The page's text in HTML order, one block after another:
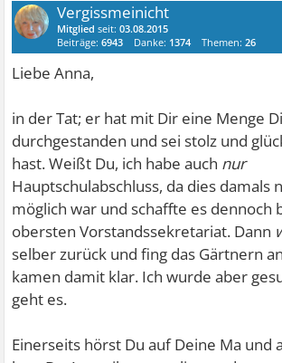
Vergissmeinicht
Mitglied seit:03.08.2015
Beiträge:6943 Danke: 1374 Themen:26
Liebe Anna,
in der Tat; er hat mit Dir eine Menge
durchgestanden und sei stolz und
hast. Weißt Du, ich habe auch nur
Hauptschulabschluss, da dies damals
möglich war und schaffte es dennoch
obersten Vorstandssekretariat. Dann
selber zurück und fing das Gärtnern
kamen damit klar. Ich wurde aber
geht es.
Einerseits hörst Du auf Deine Ma und